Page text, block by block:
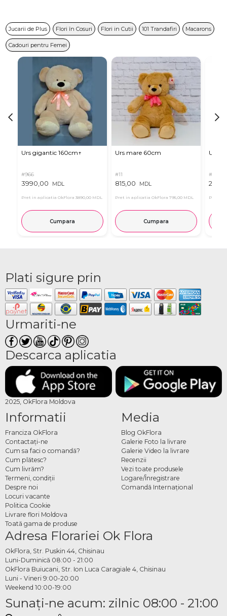
Jucarii de Plus Flori în Cosuri Flori in Cutii 101 Trandafiri Macarons
Cadouri pentru Femei
Urs gigantic 160cm↑
#966
3990,00 MDL
Pret in aplicatia OkFlora 3890,00 MDL
Cumpara
Urs mare 60cm
#11
815,00 MDL
Pret in aplicatia OkFlora 795,00 MDL
Cumpara
Urs
#4939
Pret in
Plati sigure prin
Urmariti-ne
Descarca aplicatia
2025, OkFlora Moldova
Informatii
Franciza OkFlora
Contactaţi-ne
Cum sa faci o comandă?
Cum plătesc?
Cum livrăm?
Termeni, condiţii
Despre noi
Locuri vacante
Politica Cookie
Livrare flori Moldova
Toată gama de produse
Media
Blog OkFlora
Galerie Foto la livrare
Galerie Video la livrare
Recenzii
Vezi toate produsele
Logare/Înregistrare
Comandă Internațional
Adresa Florariei Ok Flora
OkFlora, Str. Puskin 44, Chisinau
Luni-Duminică 08:00 - 21:00
OkFlora Buiucani, Str. Ion Luca Caragiale 4, Chisinau
Luni - Vineri 9:00-20:00
Weekend 10:00-19:00
Sunaţi-ne acum: zilnic 08:00 - 21:00